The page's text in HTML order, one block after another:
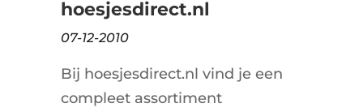
hoesjesdirect.nl
07-12-2010
Bij hoesjesdirect.nl vind je een
compleet assortiment